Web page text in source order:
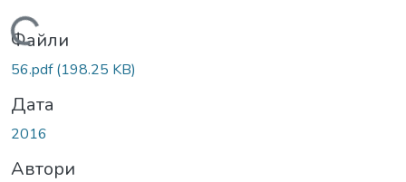
Вантажиться...
Файли
56.pdf(198.25 KB)
Дата
2016
Автори